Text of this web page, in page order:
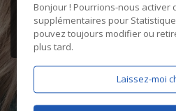
Bonjour ! Pourrions-nous activer
supplémentaires pour
pouvez toujours modifier ou
plus tard.
Laissez-moi